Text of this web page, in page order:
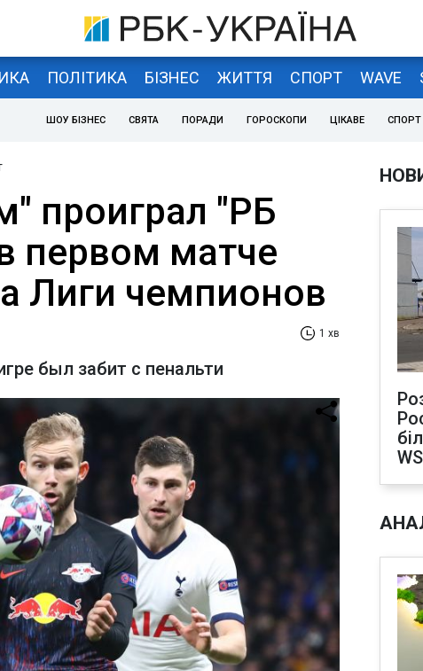
ПОЛІТИКА БІЗНЕС ЖИТТЯ СПОРТ WAVE
ШОУ БІЗНЕС СВЯТА ПОРАДИ ГОРОСКОПИ ЦІКАВЕ СПОРТ
проиграл "РБ
первом матче
Лиги чемпионов
1 хв
был забит с пенальти